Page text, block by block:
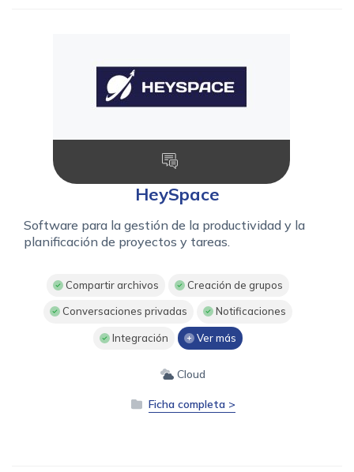
HeySpace
Software para la gestión de la productividad y la
planificación de proyectos y tareas.
Compartir archivos Creación de grupos
Conversaciones privadas Notificaciones
Integración Ver más
Cloud
Ficha completa >